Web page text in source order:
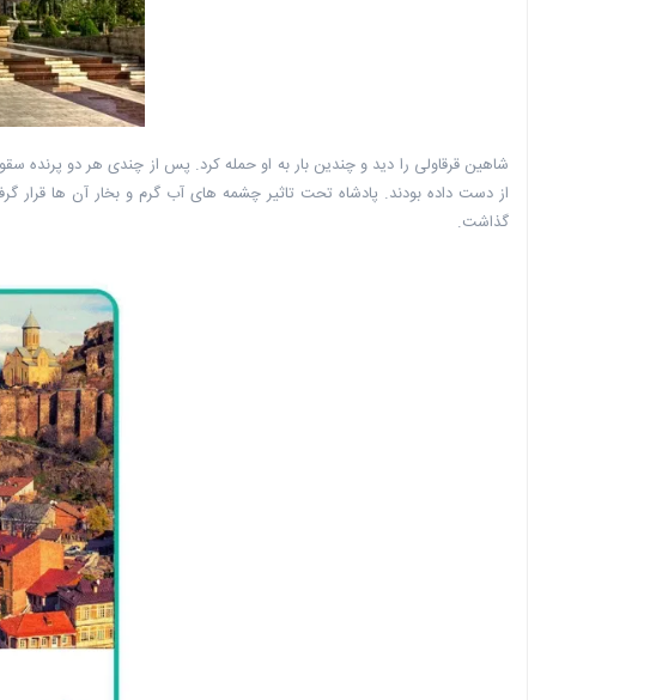
شاهین قرقاولی را دید و چندین بار به او حمله کرد. پس از چندی هر دو پرنده
از دست داده بودند. پادشاه تحت تاثیر چشمه های آب گرم و بخار آن ها قرار
گذاشت.